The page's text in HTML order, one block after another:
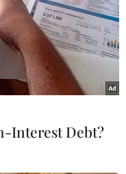
Interest Debt?